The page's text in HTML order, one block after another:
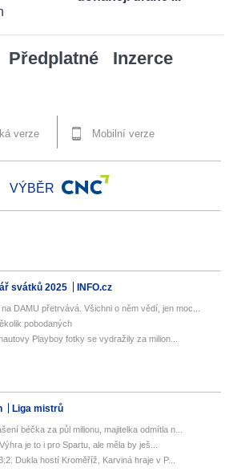
Předplatné Inzerce
verze Mobilní verze
VÝBĚR
svátků 2025 INFO.cz
DAMU přetrvává. Všichni o něm vědí, jen moc...
pobodaných
Playboy fotky se vydražily za milion...
Liga mistrů
béčka za půl milionu, majitelka odmítla n...
je to i pro Spartu, ale měla by ješ...
Dukla hostí Kroměříž, Karviná hraje v P...